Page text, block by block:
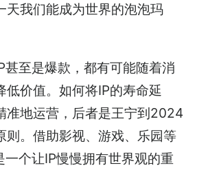
天我们能成为世界的泡泡玛
甚至是爆款，都有可能随着消
低价值。如何将IP的寿命延
准地运营，后者是王宁到2024
则。借助影视、游戏、乐园等
一个让IP慢慢拥有世界观的重